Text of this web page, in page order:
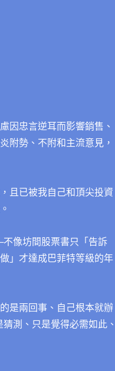
因忠言逆耳而影響銷售、
附勢、不附和主流意見，
且已被我自己和頂尖投資
像坊間股票書只「告訴
」才達成巴菲特等級的年
是兩回事、自己根本就辦
測、只是覺得必需如此